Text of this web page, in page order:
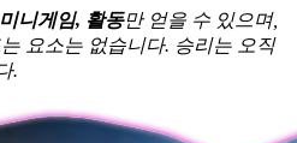
니게임, 활동만 얻을 수 있으며,
요소는 없습니다. 승리는 오직
.